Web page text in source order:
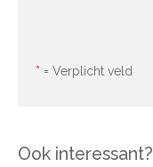
* = Verplicht veld
Ook interessant?